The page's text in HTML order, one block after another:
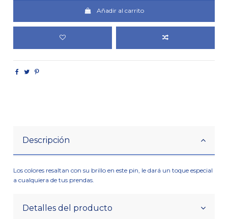
Añadir al carrito
Descripción
Los colores resaltan con su brillo en este pin, le dará un toque especial
a cualquiera de tus prendas.
Detalles del producto